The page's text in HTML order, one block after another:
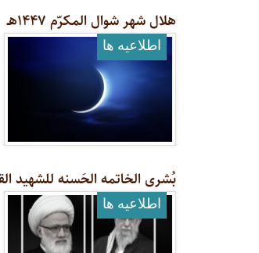
هلال شهر شوال المکرّم ١۴۴٧هـ
اطلاعيه ها
بُشرى الخاتمه الحَسنه للشهید
اطلاعيه ها